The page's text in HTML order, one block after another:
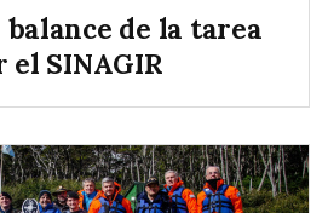
balance de la tarea
SINAGIR